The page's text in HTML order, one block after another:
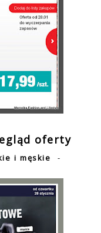
oferty
i męskie
-